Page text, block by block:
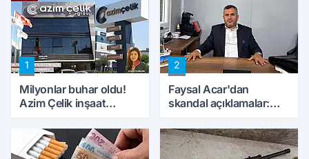
1
Milyonlar buhar oldu!
Azim Çelik inşaat
konuştu
2
Faysal Acar'dan
skandal açıklamalar:
peynircilerimizi de
kıskaca aldı, müdahale